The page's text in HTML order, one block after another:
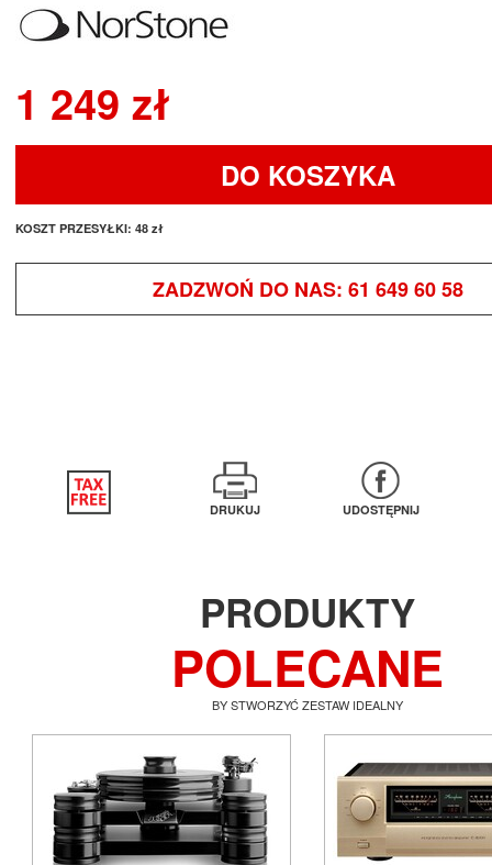
1 249 zł
DO KOSZYKA
KOSZT PRZESYŁKI: 48 zł
ZADZWOŃ DO NAS: 61 649 60 58
DRUKUJ UDOSTĘPNIJ
PRODUKTY
POLECANE
BY STWORZYĆ ZESTAW IDEALNY